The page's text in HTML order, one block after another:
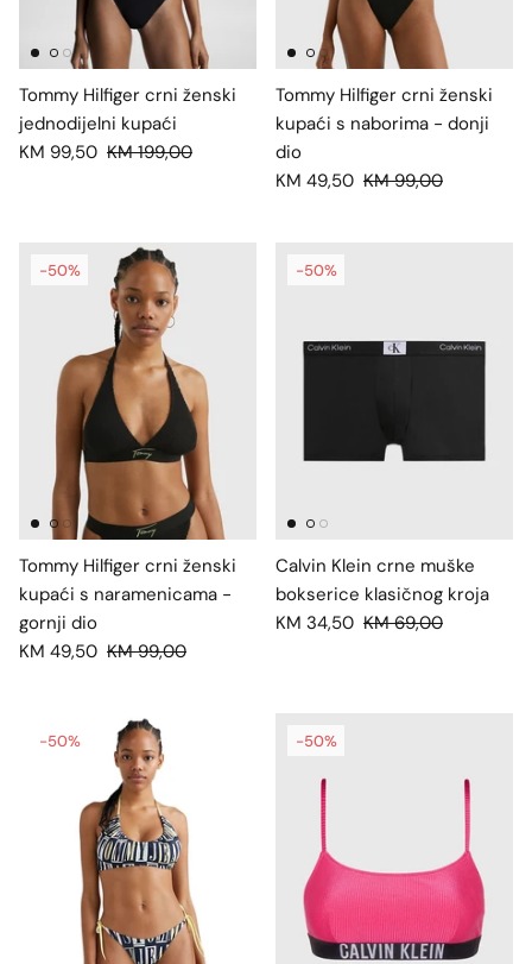
Tommy Hilfiger crni ženski
jednodijelni kupaći
KM 99,50 KM 199,00
Tommy Hilfiger crni ženski
kupaći s naborima - donji
dio
KM 49,50 KM 99,00
-50%
Tommy Hilfiger crni ženski
kupaći s naramenicama -
gornji dio
KM 49,50 KM 99,00
-50%
Calvin Klein crne muške
bokserice klasičnog kroja
KM 34,50 KM 69,00
-50% -50%